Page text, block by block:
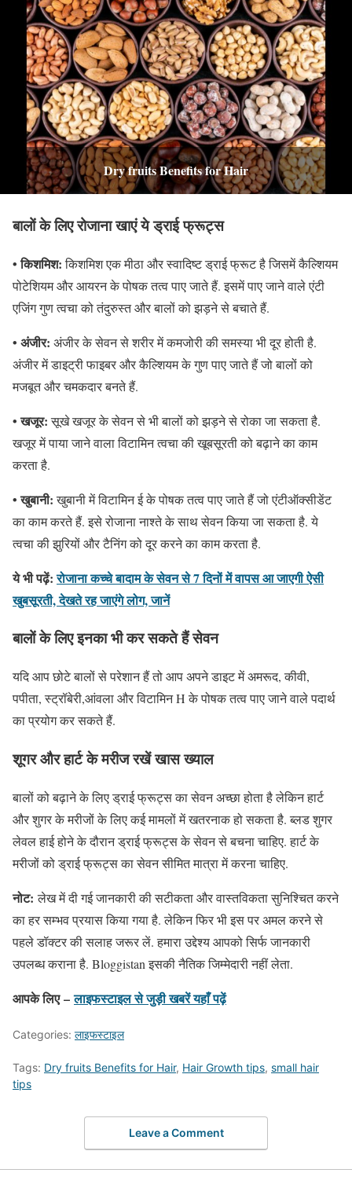
Dry fruits Benefits for Hair
बालों के लिए रोजाना खाएं ये ड्राई फ्रूट्स
• किशमिश:किशमिश एक मीठा और स्वादिष्ट ड्राई फ्रूट है जिसमें कैल्शियम
पोटेशियम और आयरन के पोषक तत्व पाए जाते हैं. इसमें पाए जाने वाले एंटी
एजिंग गुण त्वचा को तंदुरुस्त और बालों को झड़ने से बचाते हैं.
• अंजीर: अंजीर के सेवन से शरीर में कमजोरी की समस्या भी दूर होती है.
अंजीर में डाइट्री फाइबर और कैल्शियम के गुण पाए जाते हैं जो बालों को
मजबूत और चमकदार बनते हैं.
• खजूर:सूखे खजूर के सेवन से भी बालों को झड़ने से रोका जा सकता है.
खजूर में पाया जाने वाला विटामिन त्वचा की खूबसूरती को बढ़ाने का काम
करता है.
• खुबानी:खुबानी में विटामिन ई के पोषक तत्व पाए जाते हैं जो एंटीऑक्सीडेंट
का काम करते हैं. इसे रोजाना नाश्ते के साथ सेवन किया जा सकता है. ये
त्वचा की झुरियों और टैनिंग को दूर करने का काम करता है.
ये भी पढ़ें:रोजाना कच्चे बादाम के सेवन से 7 दिनों में वापस आ जाएगी ऐसी
खुबसूरती, देखते रह जाएंगे लोग, जानें
बालों के लिए इनका भी कर सकते हैं सेवन
यदि आप छोटे बालों से परेशान हैं तो आप अपने डाइट में अमरूद, कीवी,
पपीता, स्ट्रॉबेरी,आंवला और विटामिन H के पोषक तत्व पाए जाने वाले पदार्थ
का प्रयोग कर सकते हैं.
शूगर और हार्ट के मरीज रखें खास ख्याल
बालों को बढ़ाने के लिए ड्राई फ्रूट्स का सेवन अच्छा होता है लेकिन हार्ट
और शुगर के मरीजों के लिए कई मामलों में खतरनाक हो सकता है. ब्लड शुगर
लेवल हाई होने के दौरान ड्राई फ्रूट्स के सेवन से बचना चाहिए. हार्ट के
मरीजों को ड्राई फ्रूट्स का सेवन सीमित मात्रा में करना चाहिए.
नोट: लेख में दी गई जानकारी की सटीकता और वास्तविकता सुनिश्चित करने
का हर सम्भव प्रयास किया गया है. लेकिन फिर भी इस पर अमल करने से
पहले डॉक्टर की सलाह जरूर लें. हमारा उद्देश्य आपको सिर्फ जानकारी
उपलब्ध कराना है. Bloggistan इसकी नैतिक जिम्मेदारी नहीं लेता.
आपके लिए –लाइफस्टाइलसे जुड़ी खबरें यहाँ पढ़ें
Categories: लाइफस्टाइल
Tags: Dry fruits Benefits for Hair, Hair Growth tips, small hair
tips
Leave a Comment